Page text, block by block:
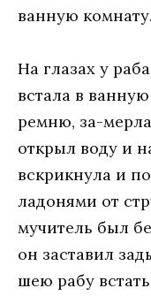
ванную комнату.
На глазах у
встала в
ремню, за-
открыл воду и
вскрикнула и
ладонями от
мучитель был
он заставил
шею рабу